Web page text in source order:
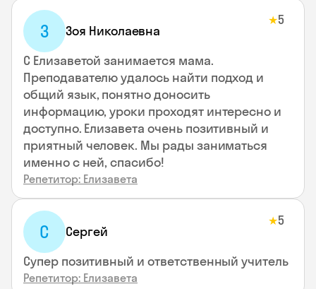
З Зоя Николаевна
★5
С Елизаветой занимается мама.
Преподавателю удалось найти подход и
общий язык, понятно доносить
информацию, уроки проходят интересно и
доступно. Елизавета очень позитивный и
приятный человек. Мы рады заниматься
именно с ней, спасибо!
Репетитор: Елизавета
С Сергей
★5
Супер позитивный и ответственный учитель
Репетитор: Елизавета